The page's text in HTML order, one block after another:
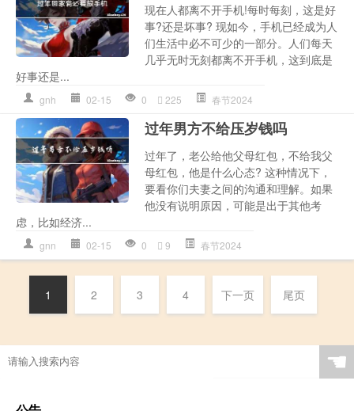
现在人都离不开手机!每时每刻，这是好
事?还是坏事? 现如今，手机已经成为人
们生活中必不可少的一部分。人们每天
几乎无时无刻都离不开手机，这到底是
好事还是...
gnh 02-15 0 225 春节2024
过年男方不给压岁钱吗
过年了，老公给他父母红包，不给我父
母红包，他是什么心态? 这种情况下，
要看你们夫妻之间的沟通和理解。如果
他没有说明原因，可能是出于其他考
虑，比如经济...
gnn 02-15 0 9 春节2024
1 2 3 4 下一页 尾页
☚